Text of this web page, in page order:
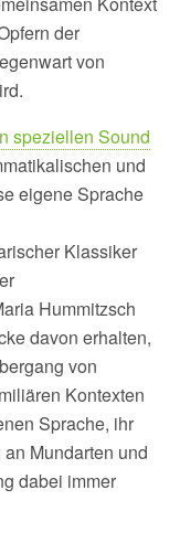
der
von
speziellen Sound
und
eigene Sprache
Klassiker
Hummitzsch
davon erhalten,
von
Kontexten
Sprache, ihr
Mundarten und
dabei immer